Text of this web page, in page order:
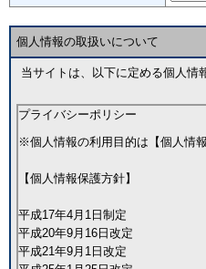
個人情報の取扱いについて
当サイトは、以下に定める個人情